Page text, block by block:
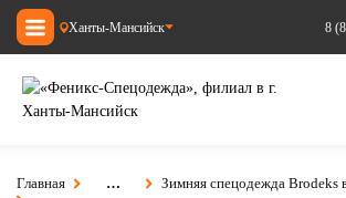
Ханты-Мансийск 8
Главная … Зимняя спецодежда Brodeks